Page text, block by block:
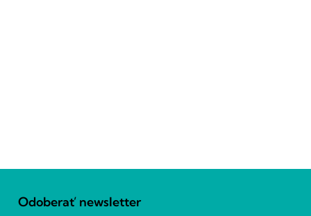
Odoberať newsletter